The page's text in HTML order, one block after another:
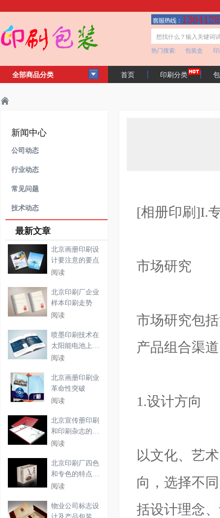
热门搜索: 包装盒
全部商品分类 首页 印刷分类
[相册印刷]I.
市场研究
市场研究包
产品组合渠
1.设计方向
以文化、艺
向，选择不
括设计理念
新闻中心
公司动态
行业动态
常见问题
技术动态
最新文章
北京画册印刷设
计要注意的要点
阅读
北京印刷厂企业
样本印刷走势
阅读
喷墨印刷技术在
太阳能电池上的
应用
阅读
北京画册印刷业
革命性突破
阅读
北京宣传册印刷
和印刷杂志的详
细介
阅读
北京印刷厂四色
和专色的特点必
须具
阅读
物业公司标志设